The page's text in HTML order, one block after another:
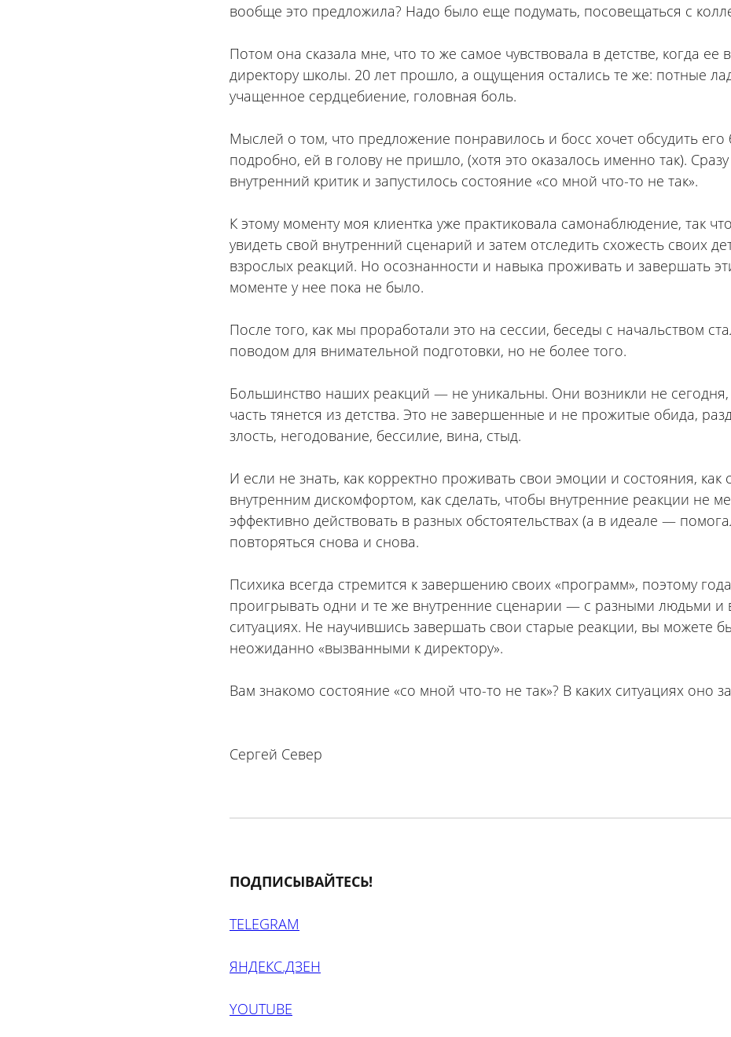
вообще это предложила? Надо было еще подумать, посовещаться с
Потом она сказала мне, что то же самое чувствовала в детстве, когда ее
директору школы. 20 лет прошло, а ощущения остались те же: потные
учащенное сердцебиение, головная боль.
Мыслей о том, что предложение понравилось и босс хочет обсудить его
подробно, ей в голову не пришло, (хотя это оказалось именно так).
внутренний критик и запустилось состояние «со мной что-то не так».
К этому моменту моя клиентка уже практиковала самонаблюдение, так
увидеть свой внутренний сценарий и затем отследить схожесть своих
взрослых реакций. Но осознанности и навыка проживать и завершать
моменте у нее пока не было.
После того, как мы проработали это на сессии, беседы с начальством
поводом для внимательной подготовки, но не более того.
Большинство наших реакций — не уникальны. Они возникли не
часть тянется из детства. Это не завершенные и не прожитые обида,
злость, негодование, бессилие, вина, стыд.
И если не знать, как корректно проживать свои эмоции и состояния, как
внутренним дискомфортом, как сделать, чтобы внутренние реакции не
эффективно действовать в разных обстоятельствах (а в идеале —
повторяться снова и снова.
Психика всегда стремится к завершению своих «программ», поэтому
проигрывать одни и те же внутренние сценарии — с разными людьми и
ситуациях. Не научившись завершать свои старые реакции, вы можете
неожиданно «вызванными к директору».
Вам знакомо состояние «со мной что-то не так»? В каких ситуациях оно
Сергей Север
ПОДПИСЫВАЙТЕСЬ!
TELEGRAM
ЯНДЕКС.ДЗЕН
YOUTUBE